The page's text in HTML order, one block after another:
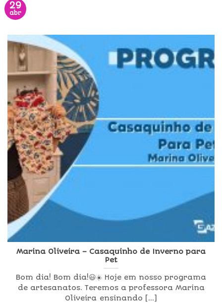
29
abr
Marina Oliveira – Casaquinho de Inverno para
Pet
Bom dia! Bom dia!😃☀️ Hoje em nosso programa
de artesanatos. Teremos a professora Marina
Oliveira ensinando [...]